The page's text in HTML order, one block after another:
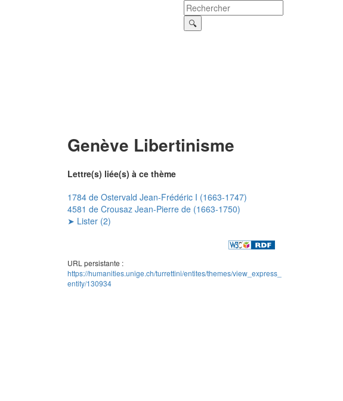
Genève Libertinisme
Lettre(s) liée(s) à ce thème
1784 de Ostervald Jean-Frédéric I (1663-1747)
4581 de Crousaz Jean-Pierre de (1663-1750)
➤ Lister (2)
URL persistante :
https://humanities.unige.ch/turrettini/entites/themes/view_express_
entity/130934